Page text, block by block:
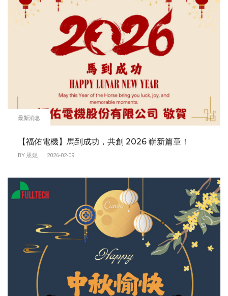
最新消息
【福佑電機】馬到成功，共創 2026 嶄新篇章！
BY 恩妮 | 2026-02-09